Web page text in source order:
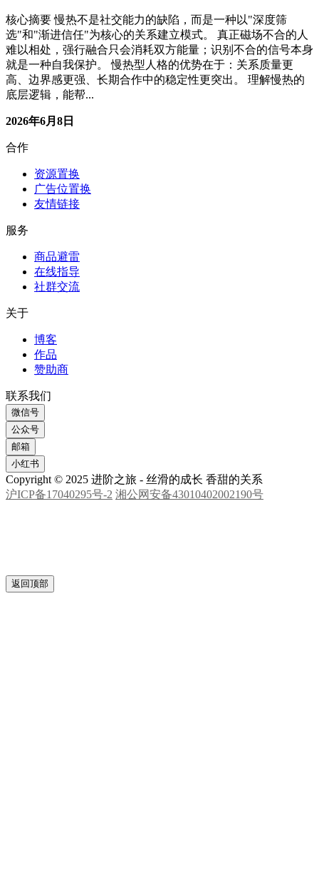
核心摘要 慢热不是社交能力的缺陷，而是一种以"深度筛
选"和"渐进信任"为核心的关系建立模式。 真正磁场不合的人
难以相处，强行融合只会消耗双方能量；识别不合的信号本身
就是一种自我保护。 慢热型人格的优势在于：关系质量更
高、边界感更强、长期合作中的稳定性更突出。 理解慢热的
底层逻辑，能帮...
2026年6月8日
合作
资源置换
广告位置换
友情链接
服务
商品避雷
在线指导
社群交流
关于
博客
作品
赞助商
联系我们
微信号
公众号
邮箱
小红书
Copyright © 2025 进阶之旅 - 丝滑的成长 香甜的关系
沪ICP备17040295号-2 湘公网安备43010402002190号
返回顶部